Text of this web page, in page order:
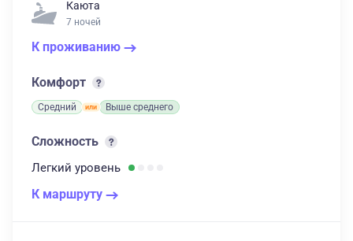
Каюта
7 ночей
К проживанию
Комфорт
Средний Выше среднего
Сложность
Легкий уровень
К маршруту